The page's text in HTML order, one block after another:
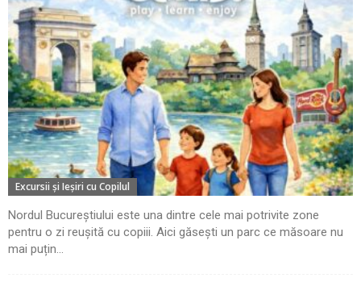
Excursii şi Ieşiri cu Copilul
Nordul Bucureștiului este una dintre cele mai potrivite zone
pentru o zi reușită cu copiii. Aici găsești un parc ce măsoare nu
mai puțin...